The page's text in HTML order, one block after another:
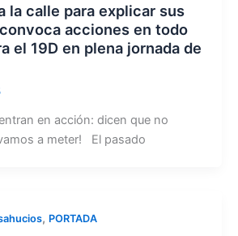
la calle para explicar sus
acciones en todo
el 19D en plena jornada de
en acción: dicen que no
a meter! El pasado
, PORTADA